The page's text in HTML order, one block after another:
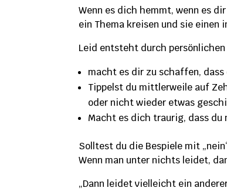
Wenn es dich hemmt, wenn es
ein Thema kreisen und sie einen
Leid entsteht durch
macht es dir zu schaffen,
Tippelst du mittlerweile auf
oder nicht wieder etwas
Macht es dich traurig, dass
Solltest du die Bespiele mit
Wenn man unter nichts leidet,
„Dann leidet vielleicht ein